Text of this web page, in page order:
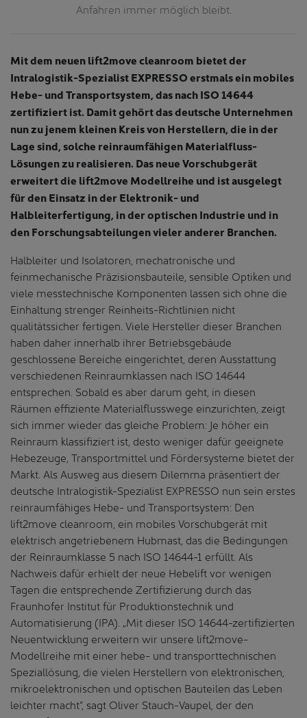
Anfahren immer möglich bleibt.
Mit dem neuen lift2move cleanroom bietet der
Intralogistik-Spezialist EXPRESSO erstmals ein mobiles
Hebe- und Transportsystem, das nach ISO 14644
zertifiziert ist. Damit gehört das deutsche Unternehmen
nun zu jenem kleinen Kreis von Herstellern, die in der
Lage sind, solche reinraumfähigen Materialfluss-
Lösungen zu realisieren. Das neue Vorschubgerät
erweitert die lift2move Modellreihe und ist ausgelegt
für den Einsatz in der Elektronik- und
Halbleiterfertigung, in der optischen Industrie und in
den Forschungsabteilungen vieler anderer Branchen.
Halbleiter und Isolatoren, mechatronische und
feinmechanische Präzisionsbauteile, sensible Optiken und
viele messtechnische Komponenten lassen sich ohne die
Einhaltung strenger Reinheits-Richtlinien nicht
qualitätssicher fertigen. Viele Hersteller dieser Branchen
haben daher innerhalb ihrer Betriebsgebäude
geschlossene Bereiche eingerichtet, deren Ausstattung
verschiedenen Reinraumklassen nach ISO 14644
entsprechen. Sobald es aber darum geht, in diesen
Räumen effiziente Materialflusswege einzurichten, zeigt
sich immer wieder das gleiche Problem: Je höher ein
Reinraum klassifiziert ist, desto weniger dafür geeignete
Hebezeuge, Transportmittel und Fördersysteme bietet der
Markt. Als Ausweg aus diesem Dilemma präsentiert der
deutsche Intralogistik-Spezialist EXPRESSO nun sein erstes
reinraumfähiges Hebe- und Transportsystem: Den
lift2move cleanroom, ein mobiles Vorschubgerät mit
elektrisch angetriebenem Hubmast, das die Bedingungen
der Reinraumklasse 5 nach ISO 14644-1 erfüllt. Als
Nachweis dafür erhielt der neue Hebelift vor wenigen
Tagen die entsprechende Zertifizierung durch das
Fraunhofer Institut für Produktionstechnik und
Automatisierung (IPA). „Mit dieser ISO 14644-zertifizierten
Neuentwicklung erweitern wir unsere lift2move-
Modellreihe mit einer hebe- und transporttechnischen
Speziallösung, die vielen Herstellern von elektronischen,
mikroelektronischen und optischen Bauteilen das Leben
leichter macht“, sagt Oliver Stauch-Vaupel, der den